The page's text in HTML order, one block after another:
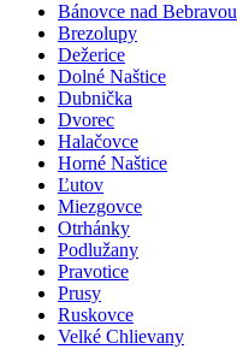
Bánovce nad Bebravou
Brezolupy
Dežerice
Dolné Naštice
Dubnička
Dvorec
Halačovce
Horné Naštice
Ľutov
Miezgovce
Otrhánky
Podlužany
Pravotice
Prusy
Ruskovce
Velké Chlievany